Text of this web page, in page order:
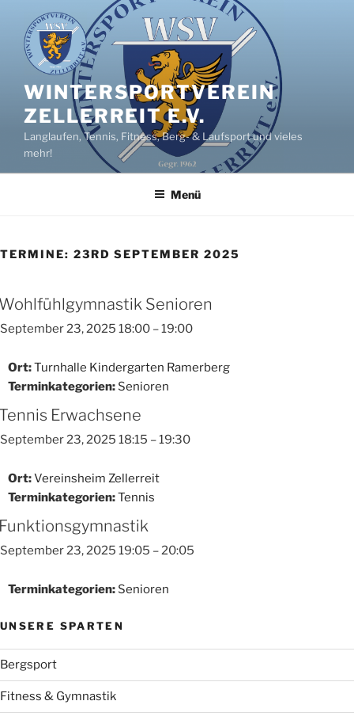
Inhalt
springen
WINTERSPORTVEREIN
ZELLERREIT E.V.
Langlaufen, Tennis, Fitness, Berg- & Laufsport und vieles
mehr!
Menü
TERMINE: 23RD SEPTEMBER 2025
Senioren
September 23, 2025 18:00 –19:00
Ort:Turnhalle Kindergarten Ramerberg
Terminkategorien: Senioren
Erwachsene
September 23, 2025 18:15 –19:30
Ort:Vereinsheim Zellerreit
Terminkategorien:Tennis
September 23, 2025 19:05 –20:05
Terminkategorien: Senioren
UNSERE SPARTEN
Bergsport
Fitness & Gymnastik